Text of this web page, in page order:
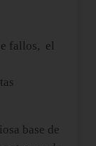
fallos, el
base de